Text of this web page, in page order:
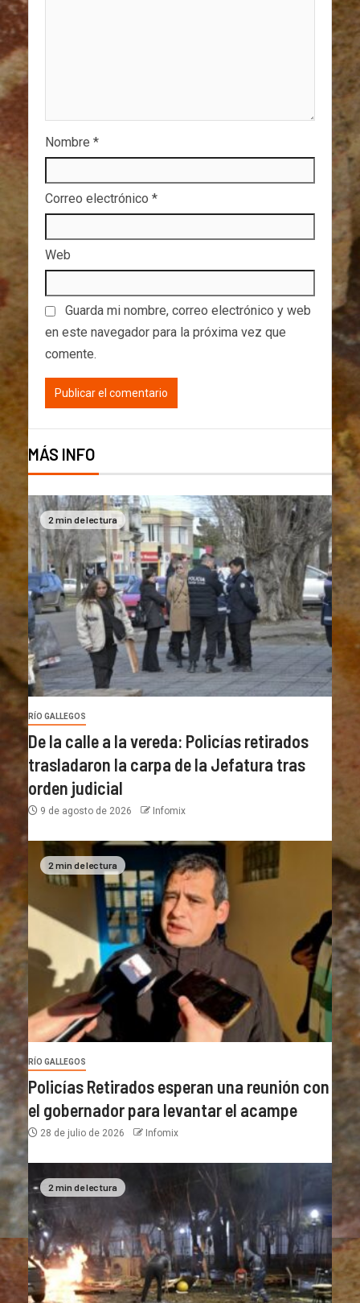
Nombre *
Correo electrónico *
Web
Guarda mi nombre, correo electrónico y web
en este navegador para la próxima vez que
comente.
MÁS INFO
2 min de lectura
RÍO GALLEGOS
De la calle a la vereda: Policías retirados
trasladaron la carpa de la Jefatura tras
orden judicial
9 de agosto de 2026 Infomix
2 min de lectura
RÍO GALLEGOS
Policías Retirados esperan una reunión con
el gobernador para levantar el acampe
28 de julio de 2026 Infomix
2 min de lectura